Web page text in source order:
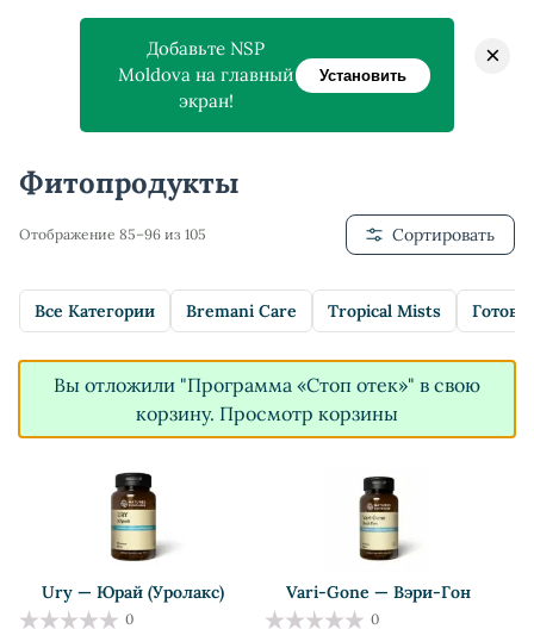
Главная > Магазин > Фитопродукты
Фитопродукты
Отображение 85–96 из 105 Сортировать
Все Категории Bremani Care Tropical Mists
Вы отложили "Программа «Стоп отек»" в свою
корзину. Просмотр корзины
Ury — Юрай (Уролакс)
0
Vari-Gone — Вэри-Гон
0
Добавьте NSP
Moldova на главный
экран!
Установить
×